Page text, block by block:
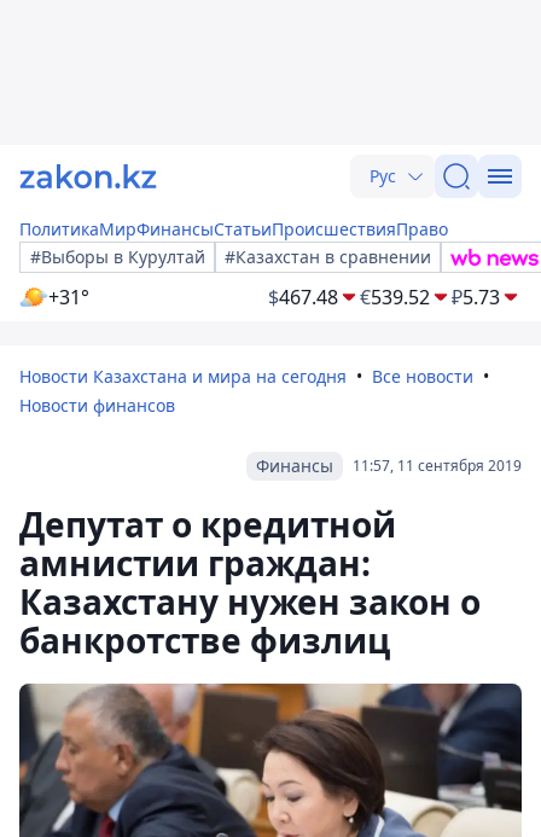
Рус
ПолитикаМирФинансыСтатьиПроисшествияПраво
#Выборы в Курултай
#Казахстан в сравнении
+31° $467.48 €539.52 ₽5.73
Новости Казахстана и мира на сегодня
Все новости
Новости финансов
11:57, 11 сентября 2019
Финансы
Депутат о кредитной
амнистии граждан:
Казахстану нужен закон о
банкротстве физлиц